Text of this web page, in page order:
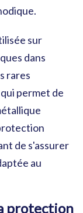
sur
dans
rares
permet de
de s'assurer
au
protection